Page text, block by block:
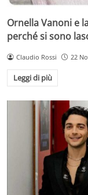
Ornella Vanoni e
perché si sono
Claudio Rossi 22
Leggi di più